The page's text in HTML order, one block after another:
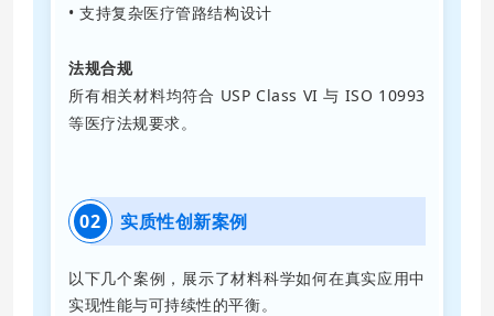
• 支持复杂医疗管路结构设计
法规合规
所有相关材料均符合 USP Class VI 与 ISO 10993
等医疗法规要求。
02 实质性创新案例
以下几个案例，展示了材料科学如何在真实应用中
实现性能与可持续性的平衡。